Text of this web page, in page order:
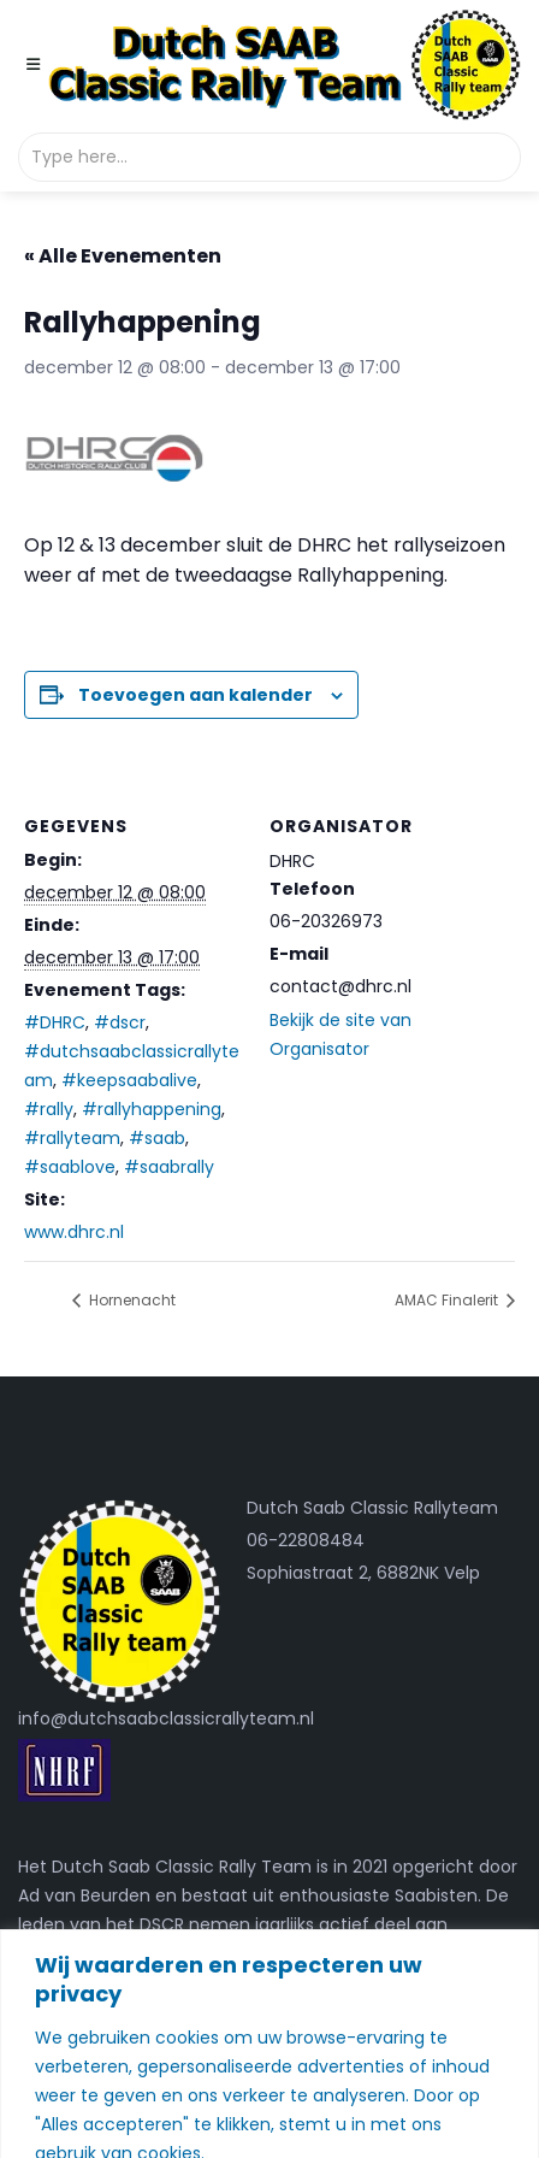
Wij waarderen en respecteren uw
privacy
We gebruiken cookies om uw browse-ervaring te
verbeteren, gepersonaliseerde advertenties of inhoud
weer te geven en ons verkeer te analyseren. Door op
"Alles accepteren" te klikken, stemt u in met ons
gebruik van cookies.
« Alle Evenementen
Rallyhappening
december 12 @ 08:00 - december 13 @ 17:00
Op 12 & 13 december sluit de DHRC het rallyseizoen
weer af met de tweedaagse Rallyhappening.
Toevoegen aan kalender
GEGEVENS
Begin:
december 12 @ 08:00
Einde:
december 13 @ 17:00
Evenement Tags:
#DHRC, #dscr,
#dutchsaabclassicrallyte
am, #keepsaabalive,
#rally, #rallyhappening,
#rallyteam, #saab,
#saablove, #saabrally
Site:
www.dhrc.nl
ORGANISATOR
DHRC
Telefoon
06-20326973
E-mail
contact@dhrc.nl
Bekijk de site van
Organisator
Hornenacht AMAC Finalerit
Dutch Saab Classic Rallyteam
06-22808484
Sophiastraat 2, 6882NK Velp
info@dutchsaabclassicrallyteam.nl
Het Dutch Saab Classic Rally Team is in 2021 opgericht door
Ad van Beurden en bestaat uit enthousiaste Saabisten. De
leden van het DSCR nemen jaarlijks actief deel aan
kaartleesrally's.
Nieuwsbrief
Schrijf je in voor onze nieuwsbrief
Schrijf je in